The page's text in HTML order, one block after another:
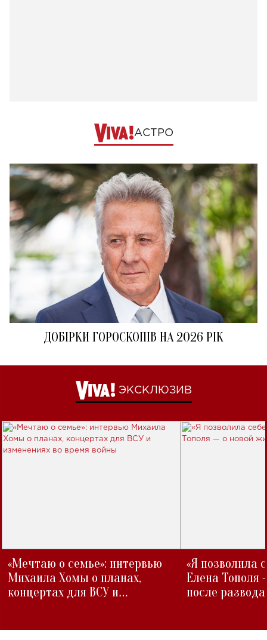
АСТРО
ДОБІРКИ ГОРОСКОПІВ НА 2026 РІК
ЭКСКЛЮЗИВ
«Мечтаю о семье»: интервью
Михаила Хомы о планах,
концертах для ВСУ и
«Я позволила
Елена Тополя
после развода